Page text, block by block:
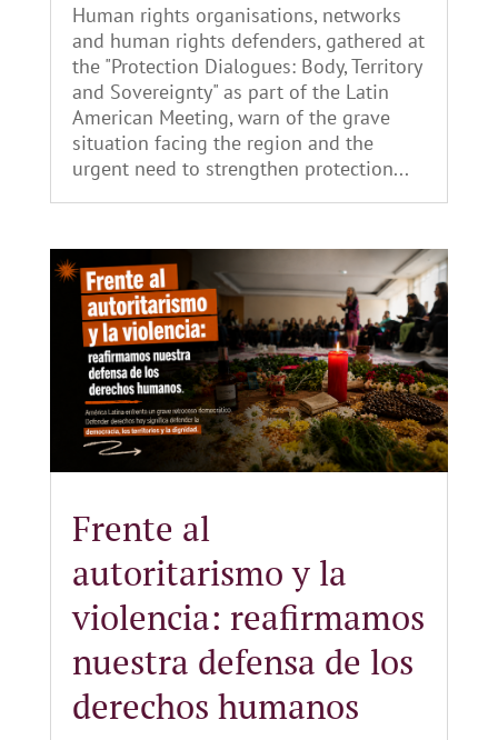
Human rights organisations, networks
and human rights defenders, gathered at
the "Protection Dialogues: Body, Territory
and Sovereignty" as part of the Latin
American Meeting, warn of the grave
situation facing the region and the
urgent need to strengthen protection...
Frente al
autoritarismo y la
violencia: reafirmamos
nuestra defensa de los
derechos humanos